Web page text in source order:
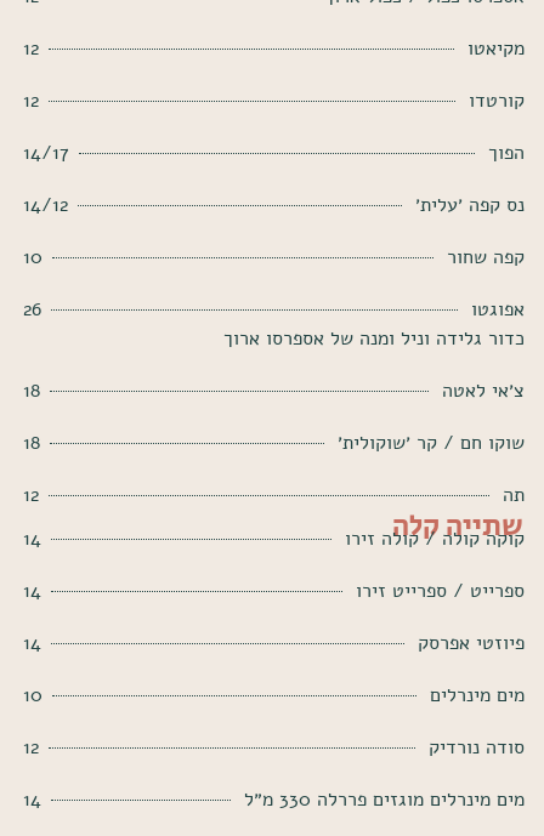
מקיאטו
12
קורטדו
12
הפוך
14/17
נס קפה ׳עלית׳
14/12
קפה שחור
10
אפוגטו
26
כדור גלידה וניל ומנה של אספרסו ארוך
צ׳אי לאטה
18
שוקו חם / קר ׳שוקולית׳
18
תה
12
שתייה קלה
קוקה קולה / קולה זירו
14
ספרייט / ספרייט זירו
14
פיוזטי אפרסק
14
מים מינרלים
10
סודה נורדיק
12
מים מינרלים מוגזים פררלה 330 מ״ל
14